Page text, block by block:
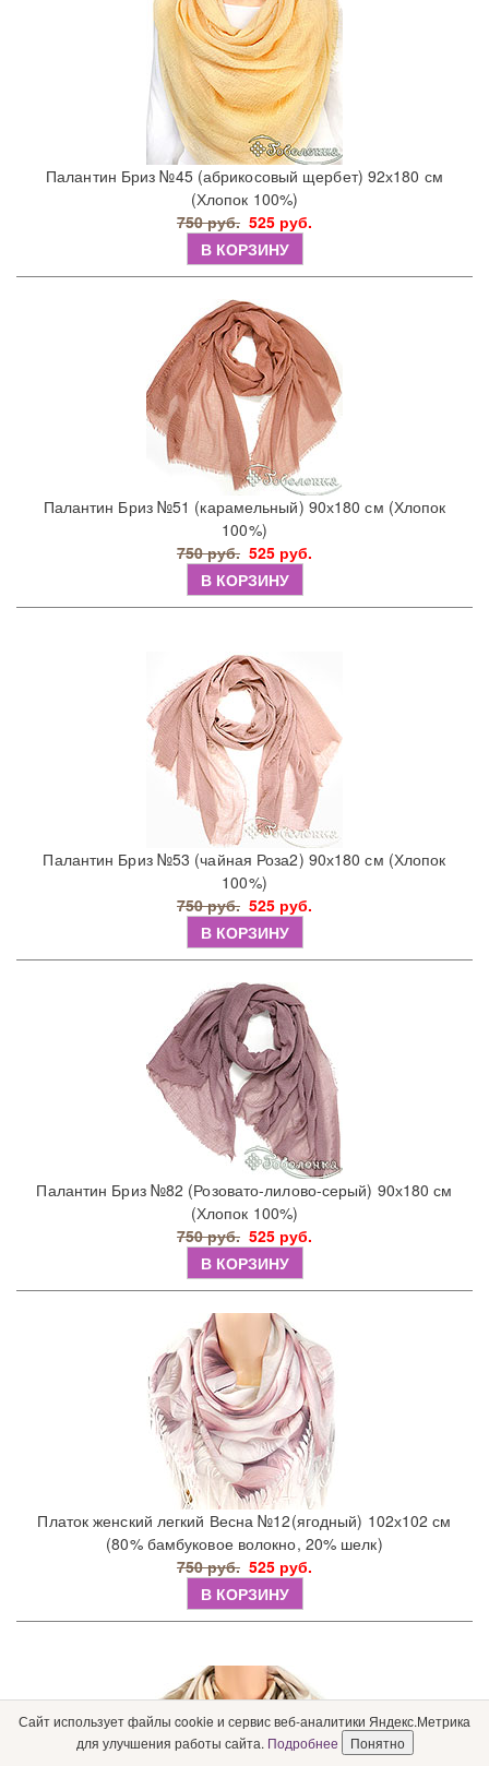
Палантин Бриз №45 (абрикосовый щербет) 92х180 см
(Хлопок 100%)
750 руб. 525 руб.
В КОРЗИНУ
Палантин Бриз №51 (карамельный) 90х180 см (Хлопок
100%)
750 руб. 525 руб.
В КОРЗИНУ
Палантин Бриз №53 (чайная Роза2) 90х180 см (Хлопок
100%)
750 руб. 525 руб.
В КОРЗИНУ
Палантин Бриз №82 (Розовато-лилово-серый) 90х180 см
(Хлопок 100%)
750 руб. 525 руб.
В КОРЗИНУ
Платок женский легкий Весна №12(ягодный) 102х102 см
(80% бамбуковое волокно, 20% шелк)
750 руб. 525 руб.
В КОРЗИНУ
Сайт использует файлы cookie и сервис веб-аналитики Яндекс.Метрика
для улучшения работы сайта. Подробнее Понятно